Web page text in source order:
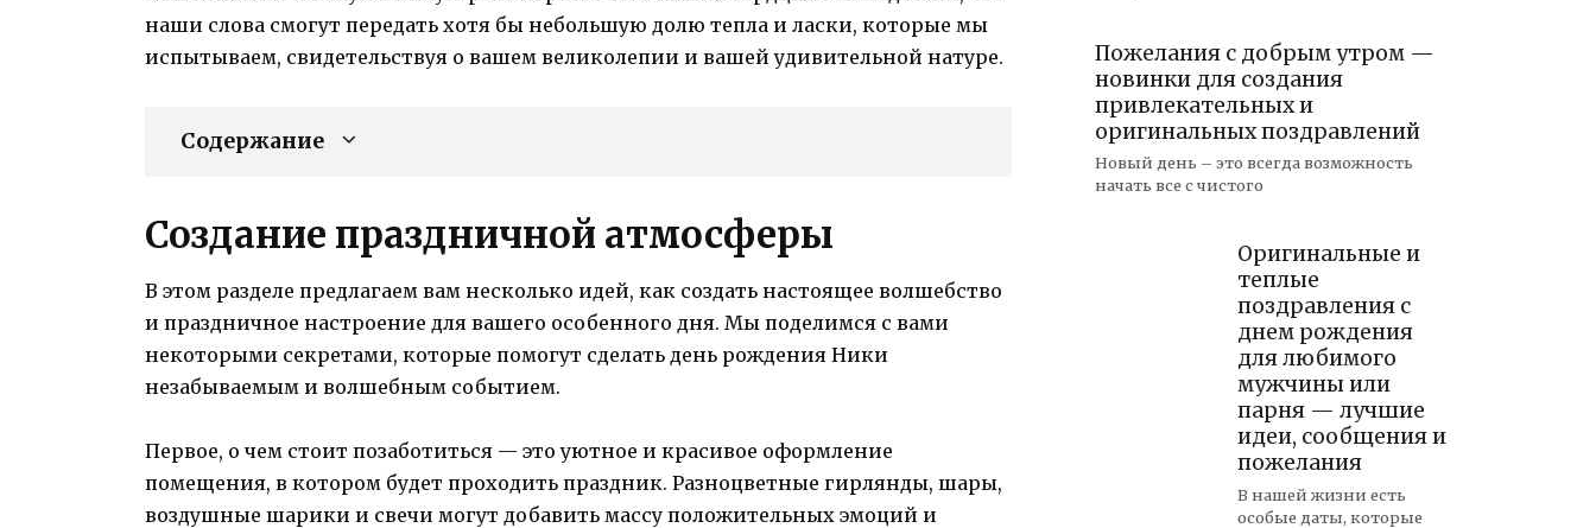
наши слова смогут передать хотя бы небольшую долю тепла и ласки, которые мы
испытываем, свидетельствуя о вашем великолепии и вашей удивительной натуре.
Содержание
Создание праздничной атмосферы
В этом разделе предлагаем вам несколько идей, как создать настоящее волшебство
и праздничное настроение для вашего особенного дня. Мы поделимся с вами
некоторыми секретами, которые помогут сделать день рождения Ники
незабываемым и волшебным событием.
Первое, о чем стоит позаботиться — это уютное и красивое оформление
помещения, в котором будет проходить праздник. Разноцветные гирлянды, шары,
воздушные шарики и свечи могут добавить массу положительных эмоций и
Пожелания с добрым утром —
новинки для создания
привлекательных и
оригинальных поздравлений
Новый день – это всегда возможность
начать все с чистого
Оригинальные и
теплые
поздравления с
днем рождения
для любимого
мужчины или
парня — лучшие
идеи, сообщения и
пожелания
В нашей жизни есть
особые даты, которые